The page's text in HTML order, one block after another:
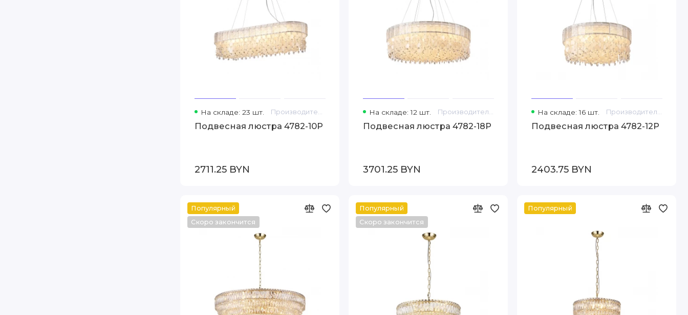
На складе: 23 шт. Производитель: Favourite
Подвесная люстра 4782-10P
2711.25 BYN
На складе: 12 шт. Производитель: Favourite
Подвесная люстра 4782-18P
3701.25 BYN
На складе: 16 шт. Производитель: Favourite
Подвесная люстра 4782-12P
2403.75 BYN
Популярный
Скоро закончится
Популярный
Скоро закончится
Популярный